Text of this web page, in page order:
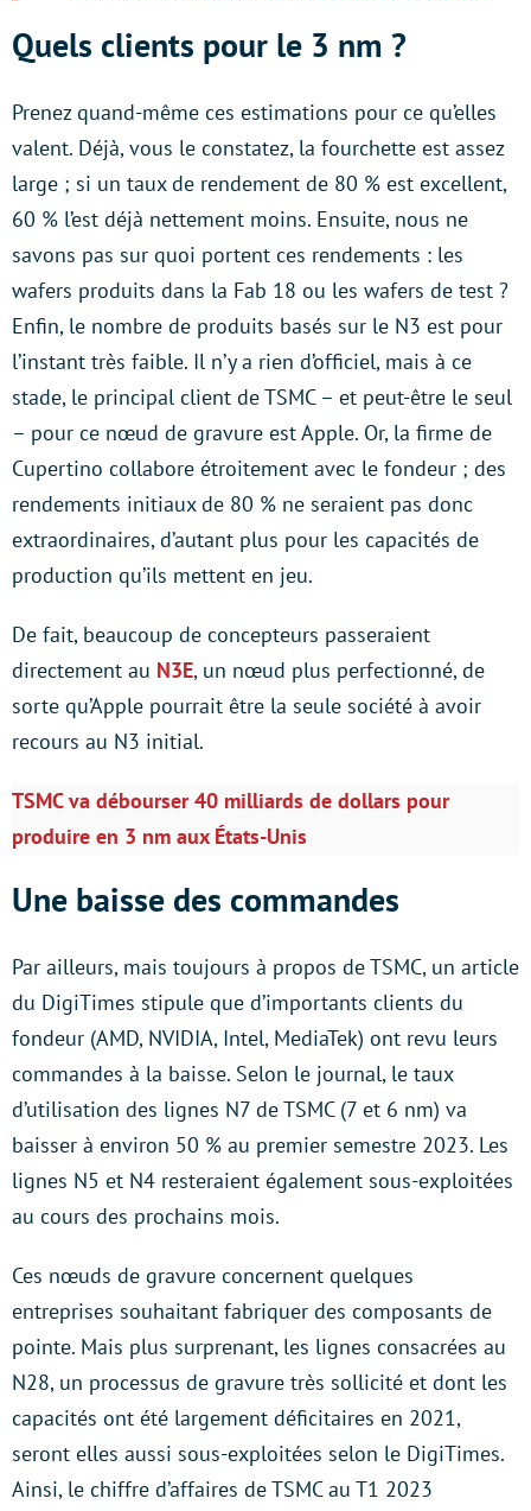
Quels clients pour le 3 nm ?
Prenez quand-même ces estimations pour ce qu’elles
valent. Déjà, vous le constatez, la fourchette est assez
large ; si un taux de rendement de 80 % est excellent,
60 % l’est déjà nettement moins. Ensuite, nous ne
savons pas sur quoi portent ces rendements : les
wafers produits dans la Fab 18 ou les wafers de test ?
Enfin, le nombre de produits basés sur le N3 est pour
l’instant très faible. Il n’y a rien d’officiel, mais à ce
stade, le principal client de TSMC – et peut-être le seul
– pour ce nœud de gravure est Apple. Or, la firme de
Cupertino collabore étroitement avec le fondeur ; des
rendements initiaux de 80 % ne seraient pas donc
extraordinaires, d’autant plus pour les capacités de
production qu’ils mettent en jeu.
De fait, beaucoup de concepteurs passeraient
directement au N3E, un nœud plus perfectionné, de
sorte qu’Apple pourrait être la seule société à avoir
recours au N3 initial.
TSMC va débourser 40 milliards de dollars pour
produire en 3 nm aux États-Unis
Une baisse des commandes
Par ailleurs, mais toujours à propos de TSMC, un article
du DigiTimes stipule que d’importants clients du
fondeur (AMD, NVIDIA, Intel, MediaTek) ont revu leurs
commandes à la baisse. Selon le journal, le taux
d’utilisation des lignes N7 de TSMC (7 et 6 nm) va
baisser à environ 50 % au premier semestre 2023. Les
lignes N5 et N4 resteraient également sous-exploitées
au cours des prochains mois.
Ces nœuds de gravure concernent quelques
entreprises souhaitant fabriquer des composants de
pointe. Mais plus surprenant, les lignes consacrées au
N28, un processus de gravure très sollicité et dont les
capacités ont été largement déficitaires en 2021,
seront elles aussi sous-exploitées selon le DigiTimes.
Ainsi, le chiffre d’affaires de TSMC au T1 2023